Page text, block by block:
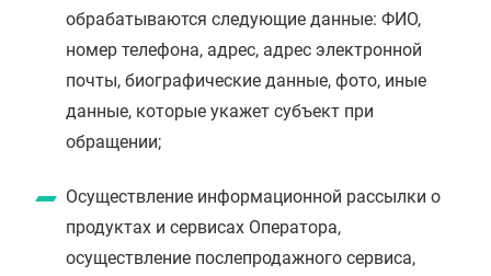
обрабатываются следующие данные: ФИО,
номер телефона, адрес, адрес электронной
почты, биографические данные, фото, иные
данные, которые укажет субъект при
обращении;
Осуществление информационной рассылки о
продуктах и сервисах Оператора,
осуществление послепродажного сервиса,